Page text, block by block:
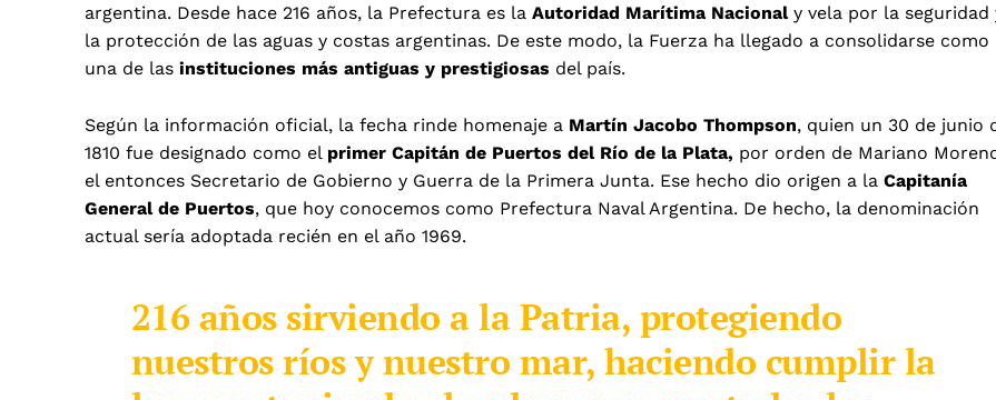
argentina. Desde hace 216 años, la Prefectura es la Autoridad Marítima Nacionaly vela por la seguridad
la protección de las aguas y costas argentinas. De este modo, la Fuerza ha llegado a consolidarse como
una de las instituciones más antiguas y prestigiosas del país.
Según la información oficial, la fecha rinde homenaje a Martín Jacobo Thompson, quien un 30 de junio
1810 fue designado como el primer Capitán de Puertos del Río de la Plata, por orden de Mariano
el entonces Secretario de Gobierno y Guerra de la Primera Junta. Ese hecho dio origen a la Capitanía
General de Puertos, que hoy conocemos como Prefectura Naval Argentina. De hecho, la denominación
actual sería adoptada recién en el año 1969.
216 años sirviendo a la Patria, protegiendo
nuestros ríos y nuestro mar, haciendo cumplir la